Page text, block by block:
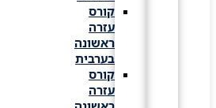
קורס
עזרה
ראשונה
בערבית
קורס
עזרה